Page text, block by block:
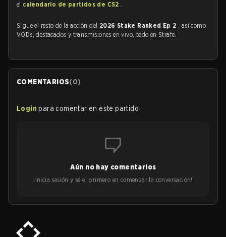
el calendario de partidos de CS2 .
Sigue el resto de la acción del 2026 Stake Ranked Ep 2 , así como
VODs, destacados y transmisiones en vivo, todo en Strafe.
COMENTARIOS(0)
Login para comentar en este partido
Aún no hay comentarios
¡Inicia sesión y sé el primero en comenzar la conversación!